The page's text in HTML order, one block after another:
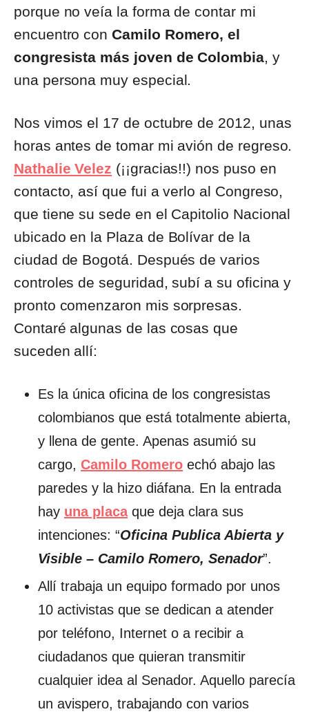
porque no veía la forma de contar mi
encuentro conCamilo Romero, el
congresista más joven de Colombia, y
una persona muy especial.
Nos vimos el 17 de octubre de 2012, unas
horas antes de tomar mi avión de regreso.
Nathalie Velez (¡¡gracias!!) nos puso en
contacto, así que fui a verlo al Congreso,
que tiene su sede en el Capitolio Nacional
ubicado en la Plaza de Bolívar de la
ciudad de Bogotá. Después de varios
controles de seguridad, subí a su oficina y
pronto comenzaron mis sorpresas.
Contaré algunas de las cosas que
suceden allí:
Es la única oficina de los congresistas
colombianos que está totalmente abierta,
y llena de gente. Apenas asumió su
cargo, Camilo Romero echó abajo las
paredes y la hizo diáfana. En la entrada
hay una placaque deja clara sus
intenciones: “Oficina Publica Abierta y
Visible – Camilo Romero, Senador”.
Allí trabaja un equipo formado por unos
10 activistas que se dedican a atender
por teléfono, Internet o a recibir a
ciudadanos que quieran transmitir
cualquier idea al Senador. Aquello parecía
un avispero, trabajando con varios